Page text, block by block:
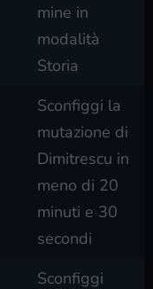
mine in
modalità
Storia
Sconfiggi la
mutazione di
Dimitrescu in
meno di 20
minuti e 30
secondi
Sconfiggi